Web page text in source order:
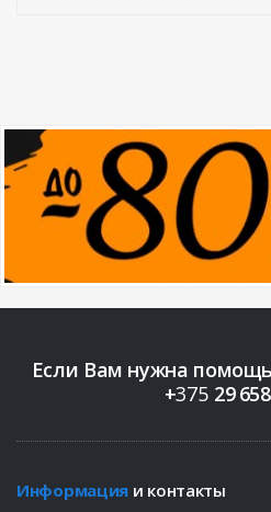
Если Вам нужна
+375 29
Информация и контакты